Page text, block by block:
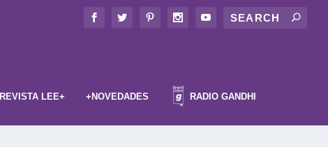
REVISTA LEE+ +NOVEDADES RADIO GANDHI